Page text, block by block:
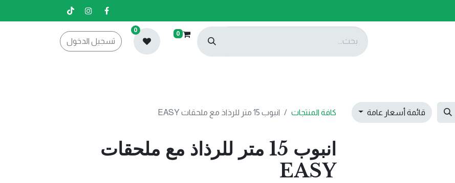
0
0
تسجيل الدخول
قائمة أسعار عامة كافة المنتجات انبوب 15 متر للرذاذ مع ملحقات EASY
انبوب 15 متر للرذاذ مع ملحقات
EASY